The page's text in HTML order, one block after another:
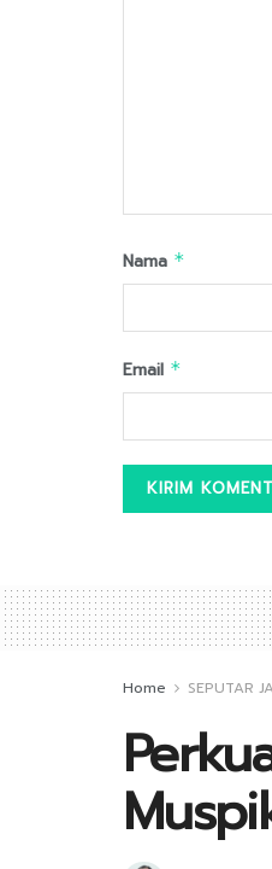
Nama *
Email *
Home SEPUTAR